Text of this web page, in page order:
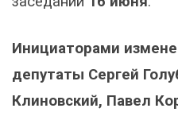
Инициаторами
депутаты Сергей
Клиновский, Павел